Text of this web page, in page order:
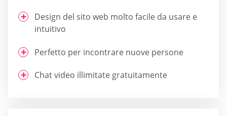
Design del sito web molto facile da usare e
intuitivo
Perfetto per incontrare nuove persone
Chat video illimitate gratuitamente